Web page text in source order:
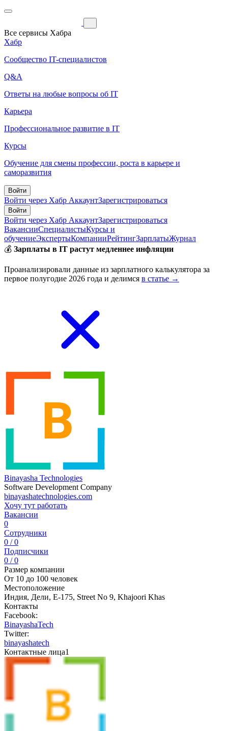
Все сервисы Хабра
Хабр
Сообщество IT-специалистов
Q&A
Ответы на любые вопросы об IT
Карьера
Профессиональное развитие в IT
Курсы
Обучение для смены профессии, роста в карьере и
саморазвития
Войти
Войти через Хабр АккаунтЗарегистрироваться
Войти
Войти через Хабр АккаунтЗарегистрироваться
ВакансииСпециалистыКурсы и
обучениеЭкспертыКомпанииРейтингЗарплатыЖурнал
💰 Зарплаты в IT растут медленнее инфляции
Проанализировали данные из зарплатного калькулятора за
первое полугодие 2026 года и делимся в статье →
Binayasha Technologies
Software Development Company
binayashatechnologies.com
Хочу тут работать
Вакансии
0
Сотрудники
0 / 0
Подписчики
0 / 0
Размер компании
От 10 до 100 человек
Местоположение
Индия, Дели, E-175, Street No 9, Khajoori Khas
Контакты
Facebook:
BinayashaTech
Twitter:
binayashatech
Контактные лица1